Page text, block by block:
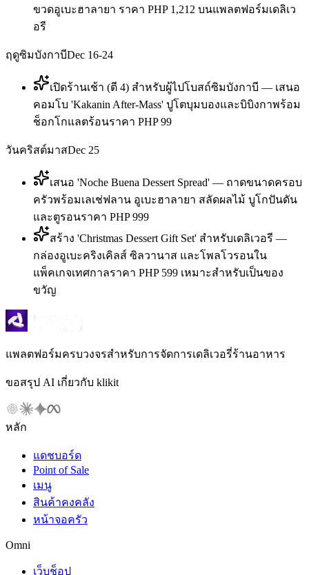
ขวดอูเบะฮาลายา ราคา PHP 1,212 บนแพลตฟอร์มเดลิเว
อรี
ฤดูซิมบังกาบีDec 16-24
เปิดร้านเช้า (ตี 4) สำหรับผู้ไปโบสถ์ซิมบังกาบี — เสนอ
คอมโบ 'Kakanin After-Mass' ปูโตบุมบองและบิบิงกาพร้อม
ช็อกโกแลตร้อนราคา PHP 99
วันคริสต์มาสDec 25
เสนอ 'Noche Buena Dessert Spread' — ถาดขนาดครอบ
ครัวพร้อมเลเช่ฟลาน อูเบะฮาลายา สลัดผลไม้ บูโกปันดัน
และตูรอนราคา PHP 999
สร้าง 'Christmas Dessert Gift Set' สำหรับเดลิเวอรี —
กล่องอูเบะคริงเคิลส์ ซิลวานาส และโพลโวรอนใน
แพ็คเกจเทศกาลราคา PHP 599 เหมาะสำหรับเป็นของ
ขวัญ
แพลตฟอร์มครบวงจรสำหรับการจัดการเดลิเวอรี่ร้านอาหาร
ขอสรุป AI เกี่ยวกับ klikit
หลัก
แดชบอร์ด
Point of Sale
เมนู
สินค้าคงคลัง
หน้าจอครัว
Omni
เว็บช็อป